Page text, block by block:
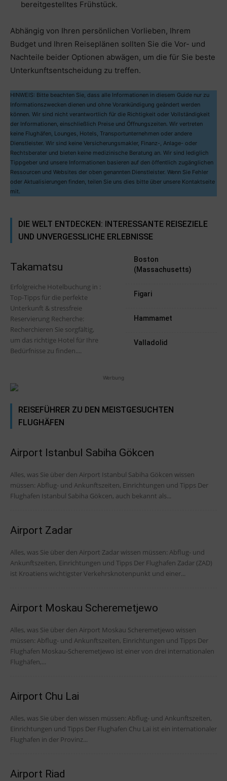
bereitgestelltes Frühstück.
Abhängig von Ihren persönlichen Vorlieben, Ihrem
Budget und Ihren Reiseplänen sollten Sie die Vor- und
Nachteile beider Optionen abwägen, um die für Sie beste
Unterkunftsentscheidung zu treffen.
HINWEIS: Bitte beachten Sie, dass alle Informationen in diesem Guide nur zu
Informationszwecken dienen und ohne Vorankündigung geändert werden
können. Wir sind nicht verantwortlich für die Richtigkeit oder Vollständigkeit
der Informationen, einschließlich Preise und Öffnungszeiten. Wir vertreten
keine Flughäfen, Lounges, Hotels, Transportunternehmen oder andere
Dienstleister. Wir sind keine Versicherungsmakler, Finanz-, Anlage- oder
Rechtsberater und bieten keine medizinische Beratung an. Wir sind lediglich
Tippgeber und unsere Informationen basieren auf den öffentlich zugänglichen
Ressourcen und Websites der oben genannten Dienstleister. Wenn Sie Fehler
oder Aktualisierungen finden, teilen Sie uns dies bitte über unsere Kontaktseite
mit.
DIE WELT ENTDECKEN: INTERESSANTE REISEZIELE
UND UNVERGESSLICHE ERLEBNISSE
Takamatsu
Erfolgreiche Hotelbuchung in :
Top-Tipps für die perfekte
Unterkunft & stressfreie
Reservierung Recherche:
Recherchieren Sie sorgfältig,
um das richtige Hotel für Ihre
Bedürfnisse zu finden....
Boston
(Massachusetts)
Figari
Hammamet
Valladolid
Werbung
REISEFÜHRER ZU DEN MEISTGESUCHTEN
FLUGHÄFEN
Airport Istanbul Sabiha Gökcen
Alles, was Sie über den Airport Istanbul Sabiha Gökcen wissen
müssen: Abflug- und Ankunftszeiten, Einrichtungen und Tipps Der
Flughafen Istanbul Sabiha Gökcen, auch bekannt als...
Airport Zadar
Alles, was Sie über den Airport Zadar wissen müssen: Abflug- und
Ankunftszeiten, Einrichtungen und Tipps Der Flughafen Zadar (ZAD)
ist Kroatiens wichtigster Verkehrsknotenpunkt und einer...
Airport Moskau Scheremetjewo
Alles, was Sie über den Airport Moskau Scheremetjewo wissen
müssen: Abflug- und Ankunftszeiten, Einrichtungen und Tipps Der
Flughafen Moskau-Scheremetjewo ist einer von drei internationalen
Flughäfen,...
Airport Chu Lai
Alles, was Sie über den wissen müssen: Abflug- und Ankunftszeiten,
Einrichtungen und Tipps Der Flughafen Chu Lai ist ein internationaler
Flughafen in der Provinz...
Airport Riad